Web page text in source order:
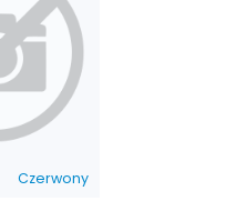
Czerwony